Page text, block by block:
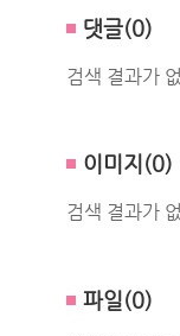
댓글(0)
검색 결과가
이미지(0)
검색 결과가
파일(0)